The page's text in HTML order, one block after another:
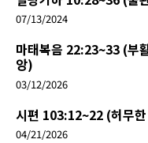
07/13/2024
마태복음 22:23~33 (부
앙)
03/12/2026
시편 103:12~22 (허무
04/21/2026